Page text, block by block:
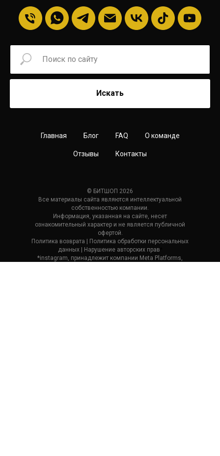
Искать
Главная Блог FAQ О команде
Отзывы Контакты
© БИТШОП 2026
Все материалы сайта являются интеллектуальной
собственностью компании.
Информация, указанная на сайте, несет
ознакомительный характер и не является публичной
офертой.
Политика возврата | Политика обработки персональных
данных | Нарушение авторских прав
*instagram, принадлежит компании Meta Platforms,